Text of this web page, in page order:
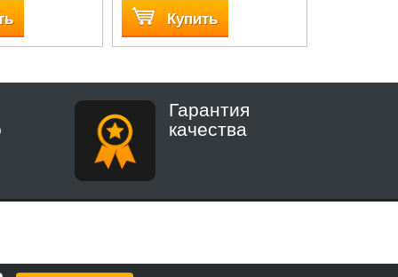
Купить
Гарантия
качества